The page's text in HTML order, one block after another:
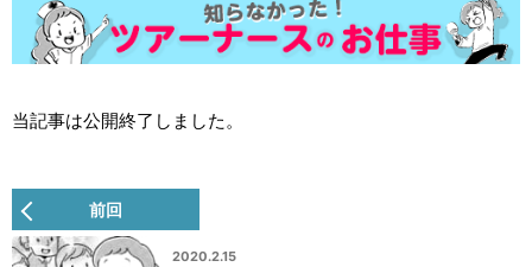
当記事は公開終了しました。
前回
2020.2.15